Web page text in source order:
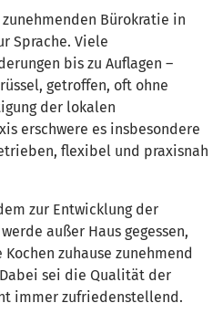
Bürokratie in
Sprache. Viele
bis zu Auflagen –
getroffen, oft ohne
der lokalen
erschwere es insbesondere
flexibel und praxisnah
zur Entwicklung der
außer Haus gegessen,
zuhause zunehmend
sei die Qualität der
immer zufriedenstellend.